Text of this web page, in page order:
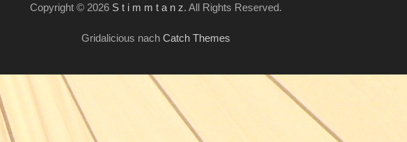
Copyright © 2026 S t i m m t a n z. All Rights Reserved.
Gridalicious nach Catch Themes